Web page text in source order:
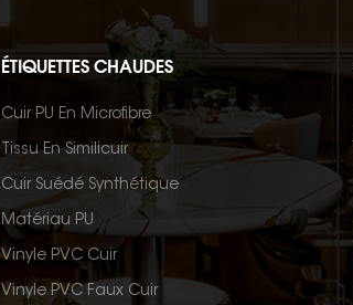
ÉTIQUETTES CHAUDES
Cuir PU En Microfibre
Tissu En Similicuir
Cuir Suédé Synthétique
Matériau PU
Vinyle PVC Cuir
Vinyle PVC Faux Cuir